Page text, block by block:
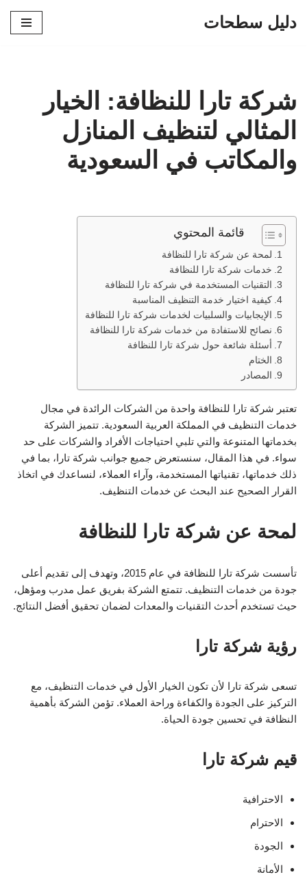
دليل سطحات
شركة تارا للنظافة: الخيار
المثالي لتنظيف المنازل
والمكاتب في السعودية
قائمة المحتوي
لمحة عن شركة تارا للنظافة
خدمات شركة تارا للنظافة
التقنيات المستخدمة في شركة تارا للنظافة
كيفية اختيار خدمة التنظيف المناسبة
الإيجابيات والسلبيات لخدمات شركة تارا للنظافة
نصائح للاستفادة من خدمات شركة تارا للنظافة
أسئلة شائعة حول شركة تارا للنظافة
الختام
المصادر
تعتبر شركة تارا للنظافة واحدة من الشركات الرائدة في مجال
خدمات التنظيف في المملكة العربية السعودية. تتميز الشركة
بخدماتها المتنوعة والتي تلبي احتياجات الأفراد والشركات على حد
سواء. في هذا المقال، سنستعرض جميع جوانب شركة تارا، بما في
ذلك خدماتها، تقنياتها المستخدمة، وآراء العملاء، لنساعدك في اتخاذ
القرار الصحيح عند البحث عن خدمات التنظيف.
لمحة عن شركة تارا للنظافة
تأسست شركة تارا للنظافة في عام 2015، وتهدف إلى تقديم أعلى
جودة من خدمات التنظيف. تتمتع الشركة بفريق عمل مدرب ومؤهل،
حيث تستخدم أحدث التقنيات والمعدات لضمان تحقيق أفضل النتائج.
رؤية شركة تارا
تسعى شركة تارا لأن تكون الخيار الأول في خدمات التنظيف، مع
التركيز على الجودة والكفاءة وراحة العملاء. تؤمن الشركة بأهمية
النظافة في تحسين جودة الحياة.
قيم شركة تارا
الاحترافية
الاحترام
الجودة
الأمانة